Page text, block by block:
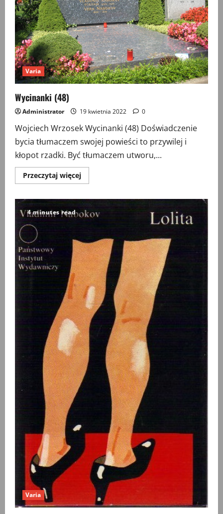
Varia
Wycinanki (48)
Administrator 19 kwietnia 2022 0
Wojciech Wrzosek Wycinanki (48) Doświadczenie
bycia tłumaczem swojej powieści to przywilej i
kłopot rzadki. Być tłumaczem utworu,...
Przeczytaj więcejPrzeczytaj
więcej
(48)
4 minutes read
Varia